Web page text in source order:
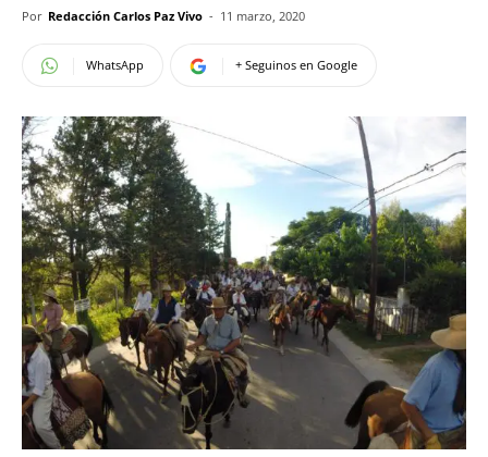
Por Redacción Carlos Paz Vivo - 11 marzo, 2020
WhatsApp + Seguinos en Google